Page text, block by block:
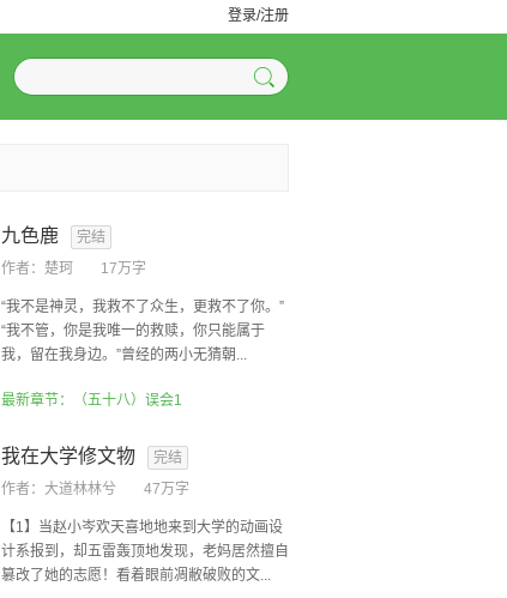
登录/注册
九色鹿
完结
作者： 楚珂 17万字
“我不是神灵，我救不了众生，更救不了你。”
“我不管，你是我唯一的救赎，你只能属于
我，留在我身边。”曾经的两小无猜朝...
最新章节：（五十八）误会1
我在大学修文物
完结
作者： 大道林林兮 47万字
【1】当赵小岑欢天喜地地来到大学的动画设
计系报到，却五雷轰顶地发现，老妈居然擅自
篡改了她的志愿！看着眼前凋敝破败的文...